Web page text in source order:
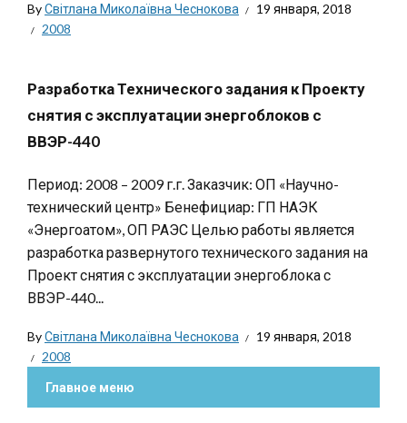
ByСвітлана Миколаївна Чеснокова
19 января, 2018
2008
Разработка Технического задания к Проекту
снятия с эксплуатации энергоблоков с
ВВЭР-440
Период: 2008 – 2009 г.г. Заказчик: ОП «Научно-
технический центр» Бенефициар: ГП НАЭК
«Энергоатом», ОП РАЭС Целью работы является
разработка развернутого технического задания на
Проект снятия с эксплуатации энергоблока с
ВВЭР-440...
ByСвітлана Миколаївна Чеснокова
19 января, 2018
2008
Главное меню